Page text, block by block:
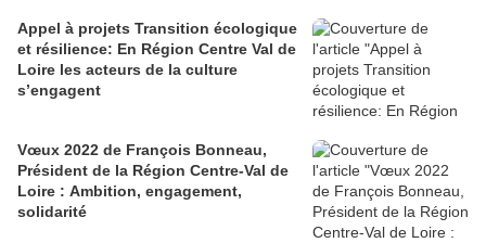
Appel à projets Transition écologique
et résilience: En Région Centre Val de
Loire les acteurs de la culture
s’engagent
Vœux 2022 de François Bonneau,
Président de la Région Centre-Val de
Loire : Ambition, engagement,
solidarité